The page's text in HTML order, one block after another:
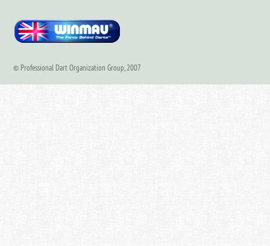
© Professional Dart Organization Group, 2007